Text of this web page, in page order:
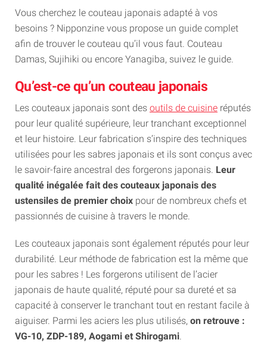
Vous cherchez le couteau japonais adapté à vos
besoins ? Nipponzine vous propose un guide complet
afin de trouver le couteau qu’il vous faut. Couteau
Damas, Sujihiki ou encore Yanagiba, suivez le guide.
Qu’est-ce qu’un couteau japonais
Les couteaux japonais sont des outils de cuisine réputés
pour leur qualité supérieure, leur tranchant exceptionnel
et leur histoire. Leur fabrication s’inspire des techniques
utilisées pour les sabres japonais et ils sont conçus avec
le savoir-faire ancestral des forgerons japonais. Leur
qualité inégalée fait des couteaux japonais des
ustensiles de premier choix pour de nombreux chefs et
passionnés de cuisine à travers le monde.
Les couteaux japonais sont également réputés pour leur
durabilité. Leur méthode de fabrication est la même que
pour les sabres ! Les forgerons utilisent de l’acier
japonais de haute qualité, réputé pour sa dureté et sa
capacité à conserver le tranchant tout en restant facile à
aiguiser. Parmi les aciers les plus utilisés, on retrouve :
VG-10, ZDP-189, Aogami et Shirogami.